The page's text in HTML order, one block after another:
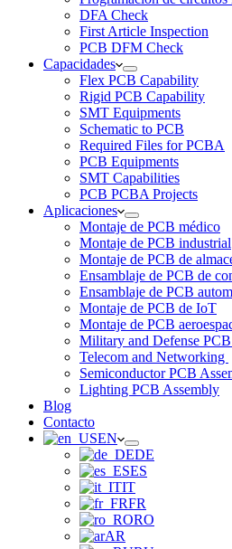
DFA Check
First Article Inspection
PCB DFM Check
Capacidades
Flex PCB Capability
Rigid PCB Capability
SMT Equipments
Schematic to PCB
Required Files for PCBA
PCB Equipments
SMT Capabilities
PCB PCBA Projects
Aplicaciones
Montaje de PCB médico
Montaje de PCB industrial
Montaje de PCB de
Ensamblaje de PCB de
Ensamblaje de PCB
Montaje de PCB de IoT
Montaje de PCB
Military and Defense
Telecom and Networking
Semiconductor PCB
Lighting PCB Assembly
Blog
Contacto
EN
DE
ES
IT
FR
RO
AR